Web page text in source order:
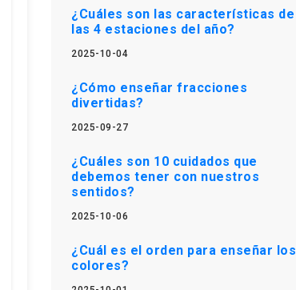
¿Cuáles son las características de
las 4 estaciones del año?
2025-10-04
¿Cómo enseñar fracciones
divertidas?
2025-09-27
¿Cuáles son 10 cuidados que
debemos tener con nuestros
sentidos?
2025-10-06
¿Cuál es el orden para enseñar los
colores?